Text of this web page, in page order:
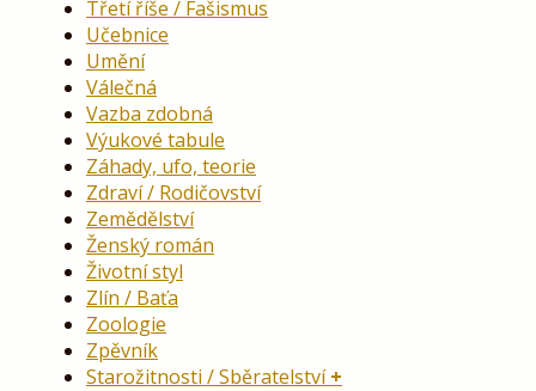
Třetí říše / Fašismus
Učebnice
Umění
Válečná
Vazba zdobná
Výukové tabule
Záhady, ufo, teorie
Zdraví / Rodičovství
Zemědělství
Ženský román
Životní styl
Zlín / Baťa
Zoologie
Zpěvník
Starožitnosti / Sběratelství